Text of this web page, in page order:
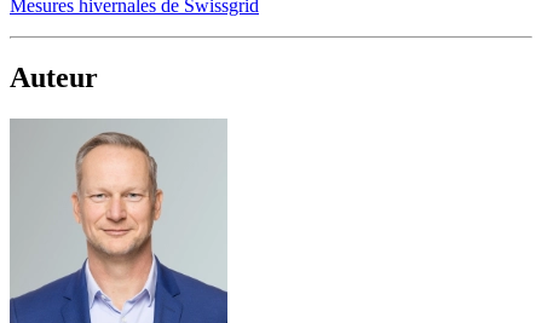
Mesures hivernales de Swissgrid
Auteur